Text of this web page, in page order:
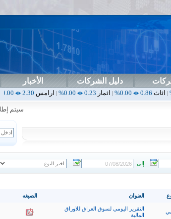
دليل الشركات الأخبار
0.00%
|اثمار0.23
|ارامس2.30
0.00%
|اربيل0.00
سيتم إطلاق
إلى
الصيغه العنوان
التقرير اليومي لسوق العراق للاوراق
المالية